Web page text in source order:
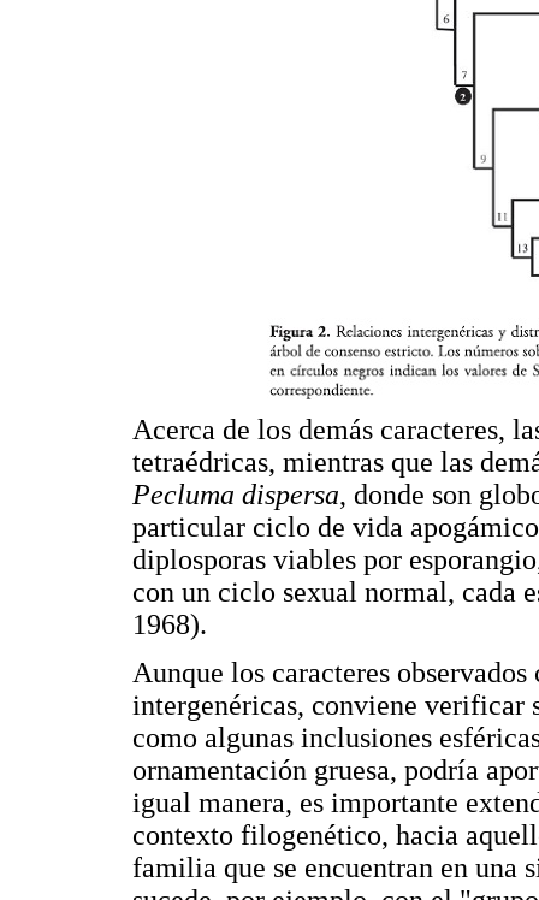
Acerca de los demás caracteres,
tetraédricas, mientras que las
Pecluma dispersa, donde son
particular ciclo de vida
diplosporas viables por
con un ciclo sexual normal, cada
1968).
Aunque los caracteres
intergenéricas, conviene verificar
como algunas inclusiones
ornamentación gruesa, podría
igual manera, es importante
contexto filogenético, hacia
familia que se encuentran en una